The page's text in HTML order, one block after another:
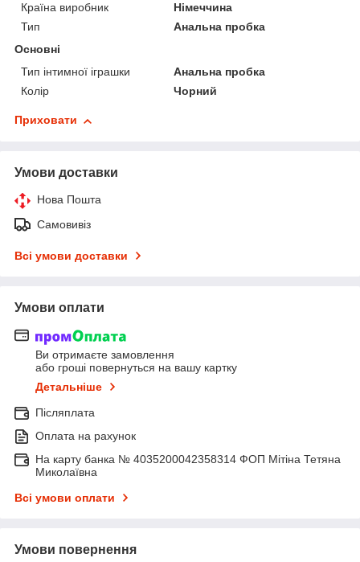
Країна виробник
Німеччина
Тип
Анальна пробка
Основні
Тип інтимної іграшки
Анальна пробка
Колір
Чорний
Приховати
Умови доставки
Нова Пошта
Самовивіз
Всі умови доставки
Умови оплати
Ви отримаєте замовлення
або гроші повернуться на вашу картку
Детальніше
Післяплата
Оплата на рахунок
На карту банка № 4035200042358314 ФОП Мітіна Тетяна
Миколаївна
Всі умови оплати
Умови повернення